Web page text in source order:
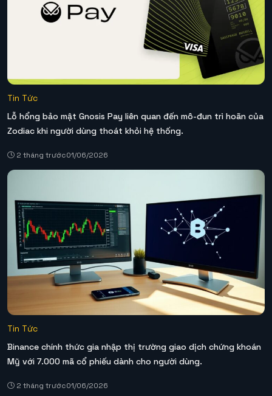
Tin Tức
Lỗ hổng bảo mật Gnosis Pay liên quan đến mô-đun trì hoãn của
Zodiac khi người dùng thoát khỏi hệ thống.
2 tháng trước01/06/2026
Tin Tức
Binance chính thức gia nhập thị trường giao dịch chứng khoán
Mỹ với 7.000 mã cổ phiếu dành cho người dùng.
2 tháng trước01/06/2026